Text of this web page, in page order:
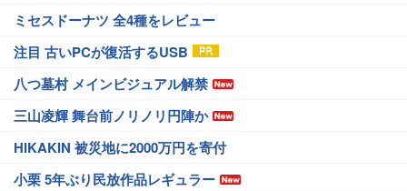
ミセスドーナツ 全4種をレビュー
注目 古いPCが復活するUSB
八つ墓村 メインビジュアル解禁
三山凌輝 舞台前ノリノリ円陣か
HIKAKIN 被災地に2000万円を寄付
小栗 5年ぶり民放作品レギュラー